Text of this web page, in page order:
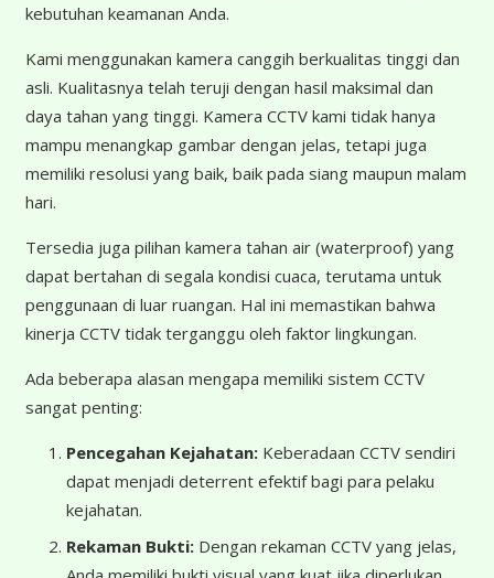
kebutuhan keamanan Anda.
Kami menggunakan kamera canggih berkualitas tinggi dan
asli. Kualitasnya telah teruji dengan hasil maksimal dan
daya tahan yang tinggi. Kamera CCTV kami tidak hanya
mampu menangkap gambar dengan jelas, tetapi juga
memiliki resolusi yang baik, baik pada siang maupun malam
hari.
Tersedia juga pilihan kamera tahan air (waterproof) yang
dapat bertahan di segala kondisi cuaca, terutama untuk
penggunaan di luar ruangan. Hal ini memastikan bahwa
kinerja CCTV tidak terganggu oleh faktor lingkungan.
Ada beberapa alasan mengapa memiliki sistem CCTV
sangat penting:
Pencegahan Kejahatan: Keberadaan CCTV sendiri
dapat menjadi deterrent efektif bagi para pelaku
kejahatan.
Rekaman Bukti: Dengan rekaman CCTV yang jelas,